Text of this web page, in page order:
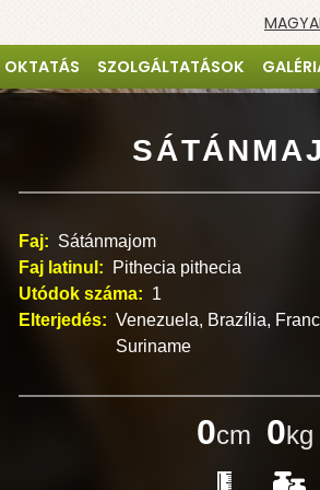
OKTATÁS SZOLGÁLTATÁSOK
Faj: Sátánmajom
Faj latinul:
Pithecia pithecia
Utódok száma: 1
Elterjedés: Venezuela, Brazília,
Suriname
0cm 0kg